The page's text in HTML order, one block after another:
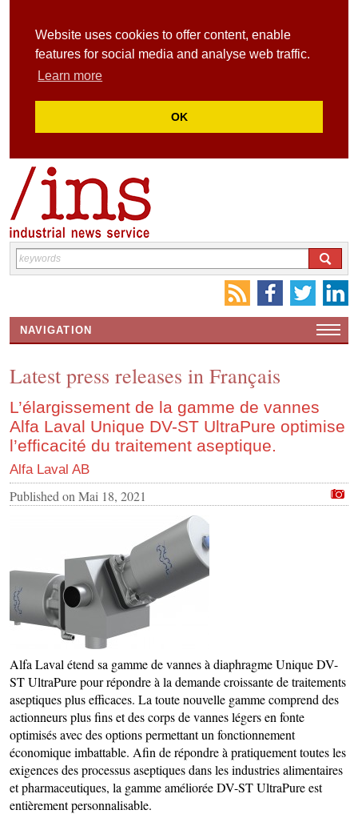
Website uses cookies to offer content, enable
features for social media and analyse web traffic.
Learn more
OK
NAVIGATION
CONTACT US
INS MAIN WEBSITE
ABOUT US
Latest press releases in Français
L’élargissement de la gamme de vannes
Alfa Laval Unique DV-ST UltraPure optimise
l’efficacité du traitement aseptique.
Alfa Laval AB
Published on Mai 18, 2021
Alfa Laval étend sa gamme de vannes à diaphragme Unique DV-
ST UltraPure pour répondre à la demande croissante de traitements
aseptiques plus efficaces. La toute nouvelle gamme comprend des
actionneurs plus fins et des corps de vannes légers en fonte
optimisés avec des options permettant un fonctionnement
économique imbattable. Afin de répondre à pratiquement toutes les
exigences des processus aseptiques dans les industries alimentaires
et pharmaceutiques, la gamme améliorée DV-ST UltraPure est
entièrement personnalisable.